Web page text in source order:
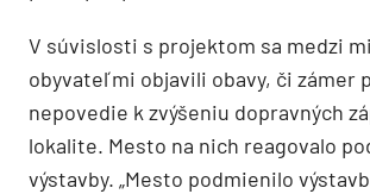
V súvislosti s projektom sa medzi
obyvateľmi objavili obavy, či zámer
nepovedie k zvýšeniu dopravných
lokalite. Mesto na nich reagovalo
výstavby. „Mesto podmienilo